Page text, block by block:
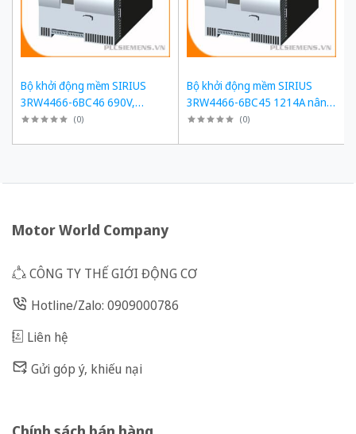
Bộ khởi động mềm SIRIUS
3RW4466-6BC46 690V,
1214A, 1200kW
(0)
Bộ khởi động mềm SIRIUS
3RW4466-6BC45 1214A nâng
cấp 3RW5558-6HA16
(0)
Motor World Company
CÔNG TY THẾ GIỚI ĐỘNG CƠ
Hotline/Zalo: 0909000786
Liên hệ
Gửi góp ý, khiếu nại